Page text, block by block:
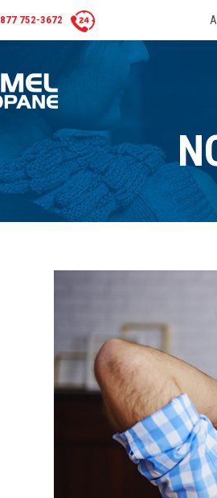
752-3672